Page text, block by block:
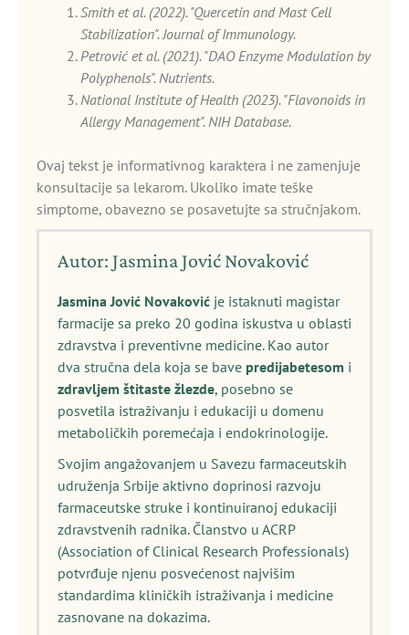
Smith et al. (2022). "Quercetin and Mast Cell
Stabilization". Journal of Immunology.
Petrović et al. (2021). "DAO Enzyme Modulation by
Polyphenols". Nutrients.
National Institute of Health (2023). "Flavonoids in
Allergy Management". NIH Database.
Ovaj tekst je informativnog karaktera i ne zamenjuje
konsultacije sa lekarom. Ukoliko imate teške
simptome, obavezno se posavetujte sa stručnjakom.
Autor: Jasmina Jović Novaković
Jasmina Jović Novaković je istaknuti magistar
farmacije sa preko 20 godina iskustva u oblasti
zdravstva i preventivne medicine. Kao autor
dva stručna dela koja se bave predijabetesom i
zdravljem štitaste žlezde, posebno se
posvetila istraživanju i edukaciji u domenu
metaboličkih poremećaja i endokrinologije.
Svojim angažovanjem u Savezu farmaceutskih
udruženja Srbije aktivno doprinosi razvoju
farmaceutske struke i kontinuiranoj edukaciji
zdravstvenih radnika. Članstvo u ACRP
(Association of Clinical Research Professionals)
potvrđuje njenu posvećenost najvišim
standardima kliničkih istraživanja i medicine
zasnovane na dokazima.